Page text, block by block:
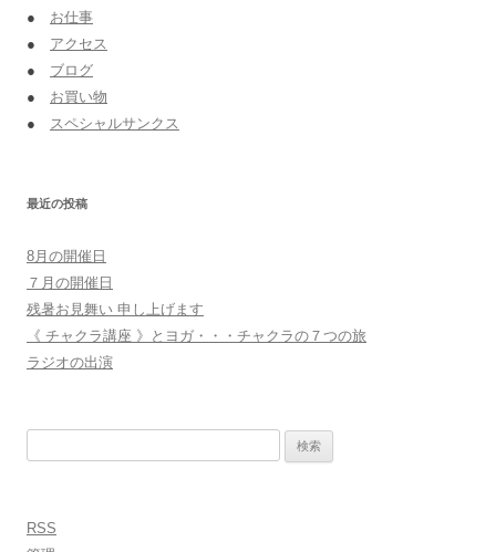
● お仕事
● アクセス
● ブログ
● お買い物
● スペシャルサンクス
最近の投稿
8月の開催日
７月の開催日
残暑お見舞い 申し上げます
《 チャクラ講座 》とヨガ・・・チャクラの７つの旅
ラジオの出演
RSS